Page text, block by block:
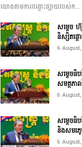
យោងតាមការបង្ហោះផ្សាយរបស់ក...
សម្តេច
និស្សិតផ្ត
6
សម្តេច
សមត្ថភា
6
សម្តេច
និងសមរ
6